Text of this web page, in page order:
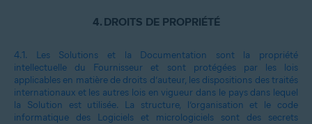
4.DROITS DE PROPRIÉTÉ
4.1.
Les Solutions et la Documentation sont la propriété
intellectuelle du Fournisseur et sont protégées par les lois
applicables en matière de droits d’auteur, les dispositions des traités
internationaux et les autres lois en vigueur dans le pays dans lequel
la Solution est utilisée. La structure, l’organisation et le code
informatique des Logiciels et micrologiciels sont des secrets